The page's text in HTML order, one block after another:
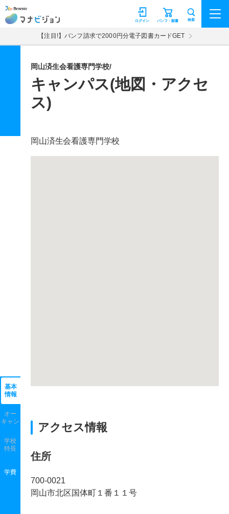
マナビジョン パンフ・願書
ログイン 検索
【注目!】パンフ請求で2000円分電子図書カードGET
岡山済生会看護専門学校/
キャンパス(地図・アクセ
ス)
基本
情報
オー
キャン
学校
特長
学費
岡山済生会看護専門学校
アクセス情報
住所
700-0021
岡山市北区国体町１番１１号